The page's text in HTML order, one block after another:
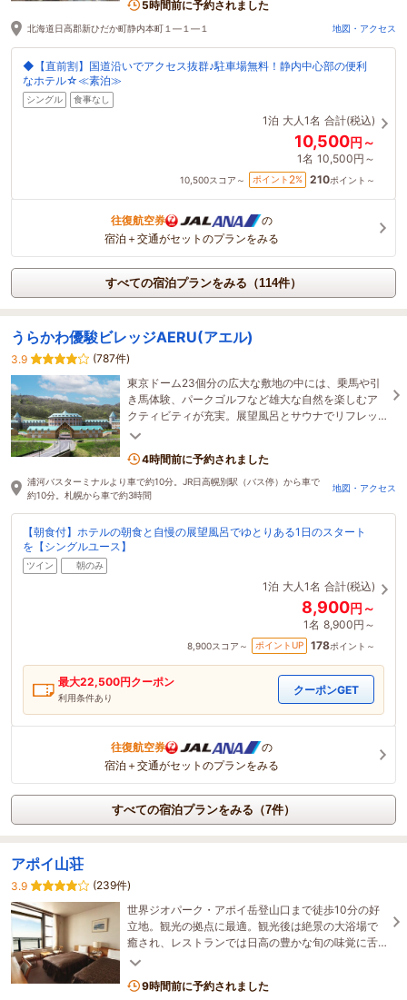
5時間前に予約されました
北海道日高郡新ひだか町静内本町１―１―１ 地図・アクセス
◆【直前割】国道沿いでアクセス抜群♪駐車場無料！静内中心部の便利
なホテル☆≪素泊≫
シングル 食事なし
1泊 大人1名 合計(税込)
10,500円～
1名 10,500円～
10,500スコア～ ポイント 2% 210ポイント～
往復航空券
の
宿泊＋交通がセットのプランをみる
すべての宿泊プランをみる（114件）
うらかわ優駿ビレッジAERU(アエル)
3.9
(787件)
東京ドーム23個分の広大な敷地の中には、乗馬や引
き馬体験、パークゴルフなど雄大な自然を楽しむア
クティビティが充実。展望風呂とサウナでリフレッ
シュした後は地元で水揚げされた新鮮な海の幸を堪
4時間前に予約されました
浦河バスターミナルより車で約10分。JR日高幌別駅（バス停）から車で
約10分。札幌から車で約3時間
地図・アクセス
【朝食付】ホテルの朝食と自慢の展望風呂でゆとりある1日のスタート
を【シングルユース】
ツイン 朝のみ
1泊 大人1名 合計(税込)
8,900円～
1名 8,900円～
8,900スコア～ ポイントUP 178ポイント～
最大22,500円クーポン
利用条件あり
クーポンGET
往復航空券
の
宿泊＋交通がセットのプランをみる
すべての宿泊プランをみる（7件）
アポイ山荘
3.9
(239件)
世界ジオパーク・アポイ岳登山口まで徒歩10分の好
立地。観光の拠点に最適。観光後は絶景の大浴場で
癒され、レストランでは日高の豊かな旬の味覚に舌
鼓。五感すべてでアポイ岳に浸る、至福のひととき
9時間前に予約されました